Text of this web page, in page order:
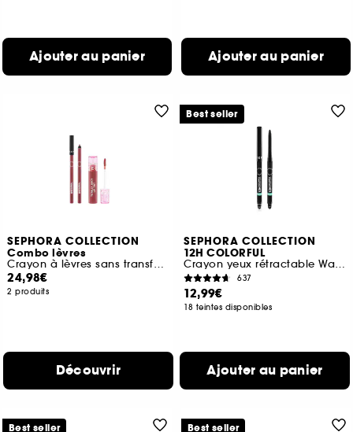
Ajouter au panier Ajouter au panier
SEPHORA COLLECTION
Combo lèvres
Crayon à lèvres sans transfert et Totally Juicy Lip Tint
24,98€
2 produits
Découvrir
SEPHORA COLLECTION
12H COLORFUL
Crayon yeux rétractable Waterproof
637
12,99€
18 teintes disponibles
Ajouter au panier
Best seller
Best seller Best seller